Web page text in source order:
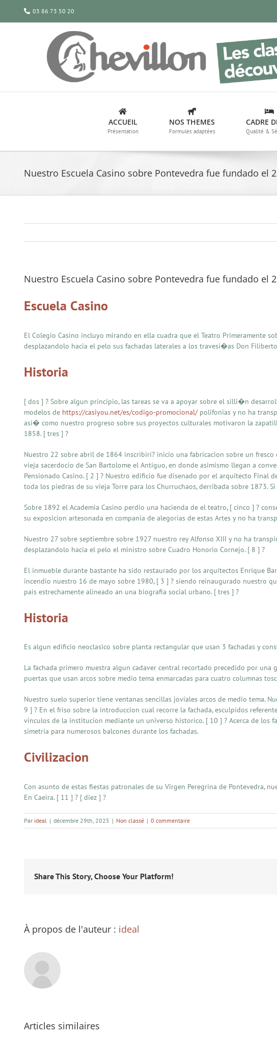
contenu
03 86 73 50 20
ACCUEIL
Présentation
NOS THEMES
Formules adaptées
CADRE
Qualité &
Nuestro Escuela Casino sobre Pontevedra fue fundado el
Nuestro Escuela Casino sobre Pontevedra fue fundado el
Escuela Casino
El Colegio Casino incluyo mirando en ella cuadra que el Teatro Primeramente
desplazandolo hacia el pelo sus fachadas laterales a los travesi�as Don
Historia
[ dos ] ? Sobre algun principio, las tareas se va a apoyar sobre el silli�n
modelos de https://casiyou.net/es/codigo-promocional/polifonias y no ha
asi� como nuestro progreso sobre sus proyectos culturales motivaron la
1858. [ tres ] ?
Nuestro 22 sobre abril de 1864 inscribiri? inicio una fabricacion sobre un
vieja sacerdocio de San Bartolome el Antiguo, en donde asimismo llegan a
Pensionado Casino. [ 2 ] ? Nuestro edificio fue disenado por el arquitecto
toda los piedras de su vieja Torre para los Churruchaos, derribada sobre 1873.
Sobre 1892 el Academia Casino perdio una hacienda de el teatro, [ cinco ] ?
su exposicion artesonada en compania de alegorias de estas Artes y no ha
Nuestro 27 sobre septiembre sobre 1927 nuestro rey Alfonso XIII y no ha
desplazandolo hacia el pelo el ministro sobre Cuadro Honorio Cornejo. [ 8 ] ?
El inmueble durante bastante ha sido restaurado por los arquitectos Enrique
incendio nuestro 16 de mayo sobre 1980, [ 3 ] ? siendo reinaugurado nuestro
pais estrechamente alineado an una biografia social urbano. [ tres ] ?
Historia
Es algun edificio neoclasico sobre planta rectangular que usan 3 fachadas y
La fachada primero muestra algun cadaver central recortado precedido por
puertas que usan arcos sobre medio tema enmarcadas para cuatro columnas
Nuestro suelo superior tiene ventanas sencillas joviales arcos de medio tema.
9 ] ? En el friso sobre la introduccion cual recorre la fachada, esculpidos
vinculos de la institucion mediante un universo historico. [ 10 ] ? Acerca de los
simetria para numerosos balcones durante los fachadas.
Civilizacion
Con asunto de estas fiestas patronales de su Virgen Peregrina de Pontevedra,
En Caeira. [ 11 ] ? [ diez ] ?
Par ideal | décembre 29th, 2025 | Non classé | 0 commentaire
Share This Story, Choose Your Platform!
À propos de l'auteur : ideal
Articles similaires